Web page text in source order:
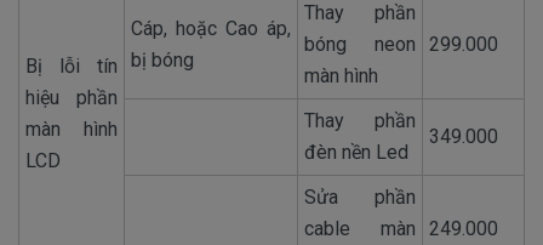
Bị lỗi tín
hiệu phần
màn hình
LCD
Cáp, hoặc Cao áp,
bị bóng
Thay phần
bóng neon
màn hình
299.000
Thay phần
đèn nền Led
349.000
Sửa phần
cable màn
249.000